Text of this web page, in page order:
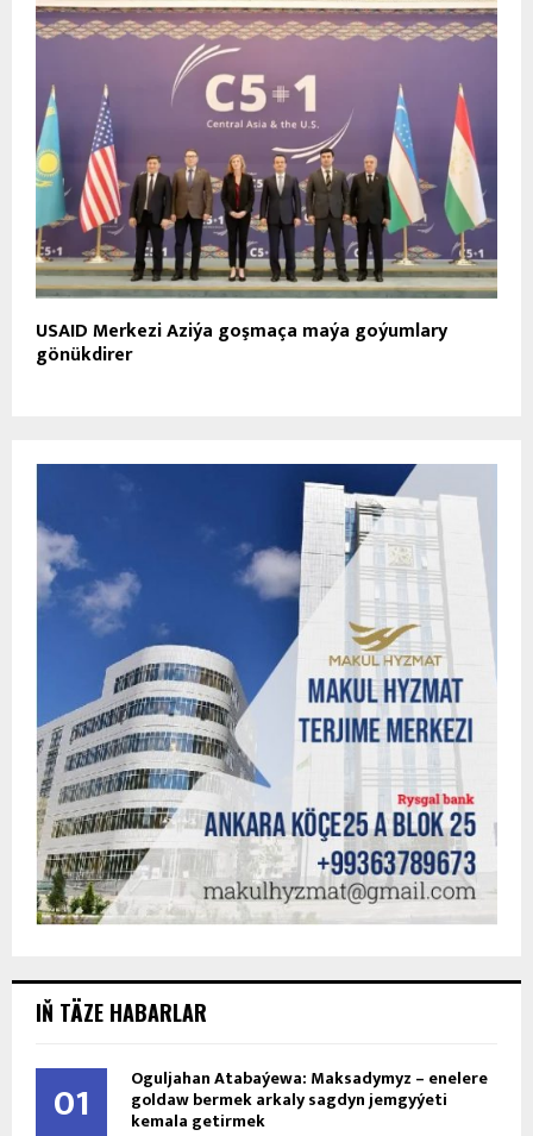
USAID Merkezi Aziýa goşmaça maýa goýumlary
gönükdirer
IŇ TÄZE HABARLAR
01 Oguljahan Atabaýewa: Maksadymyz – enelere
goldaw bermek arkaly sagdyn jemgyýeti
kemala getirmek